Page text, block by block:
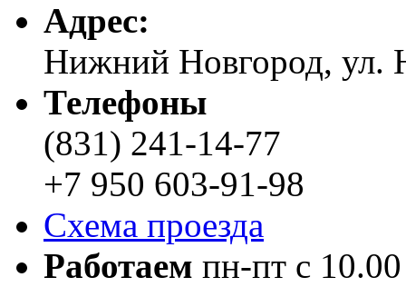
Адреc:
Нижний Новгород, ул.
Телефоны
(831) 241-14-77
+7 950 603-91-98
Схема проезда
Работаем пн-пт с